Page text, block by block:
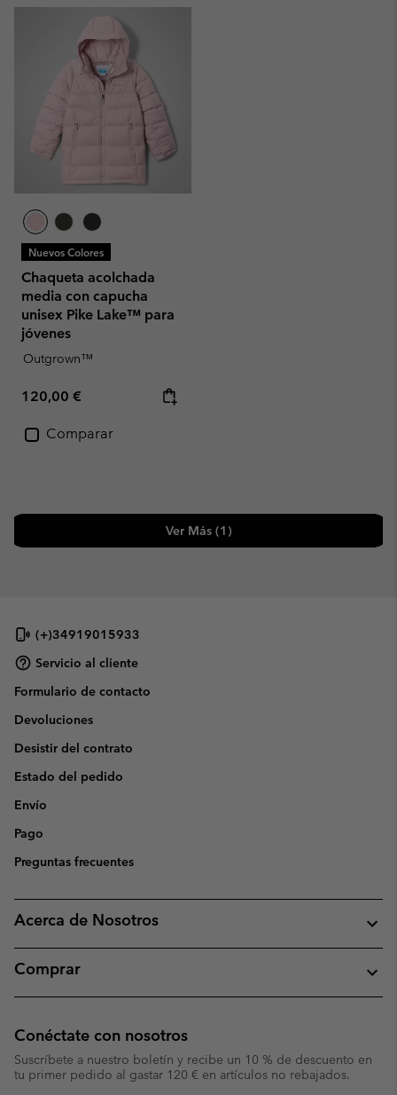
Nuevos Colores
Chaqueta acolchada
media con capucha
unisex Pike Lake™ para
jóvenes
Outgrown™
Regular price:
120,00 €
Comparar
Ver Más (1)
(+)34919015933
Servicio al cliente
Formulario de contacto
Devoluciones
Desistir del contrato
Estado del pedido
Envío
Pago
Preguntas frecuentes
Acerca de Nosotros
Comprar
Conéctate con nosotros
Suscríbete a nuestro boletín y recibe un 10 % de descuento en
tu primer pedido al gastar 120 € en artículos no rebajados.